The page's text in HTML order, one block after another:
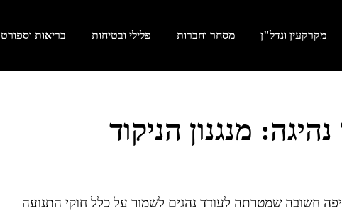
מקרקעין ונדל"ן מסחר וחברות פלילי ובטיחות בריאות וספורט
מנגנון הניקוד
חשובה שמטרתה לעודד נהגים לשמור על כלל חוקי התנועה